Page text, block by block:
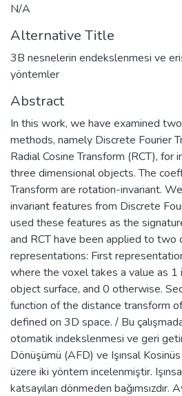
N/A
Alternative Title
3B nesnelerin endekslenmesi ve
yöntemler
Abstract
In this work, we have examined
methods, namely Discrete Fourier
Radial Cosine Transform (RCT), for
three dimensional objects. The
Transform are rotation-invariant.
invariant features from Discrete
used these features as the
and RCT have been applied to
representations: First
where the voxel takes a value as
object surface, and 0 otherwise.
function of the distance transform
defined on 3D space. / Bu
otomatik indekslenmesi ve geri
Dönüşümü (AFD) ve Işınsal
üzere iki yöntem incelenmiştir.
katsayıları dönmeden bağımsızdır.